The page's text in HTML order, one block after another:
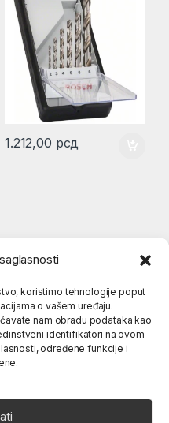
koristimo tehnologije poput
o vašem uređaju.
nam obradu podataka kao
identifikatori na ovom
određene funkcije i
1.212,00 рсд